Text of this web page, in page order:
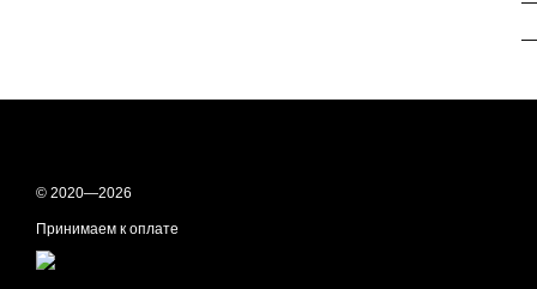
—
© 2020—2026
Принимаем к оплате